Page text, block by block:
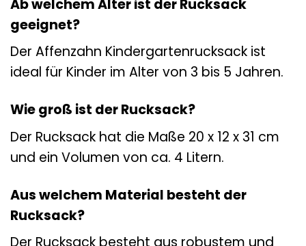
Ab welchem Alter ist der Rucksack
geeignet?
Der Affenzahn Kindergartenrucksack ist
ideal für Kinder im Alter von 3 bis 5 Jahren.
Wie groß ist der Rucksack?
Der Rucksack hat die Maße 20 x 12 x 31 cm
und ein Volumen von ca. 4 Litern.
Aus welchem Material besteht der
Rucksack?